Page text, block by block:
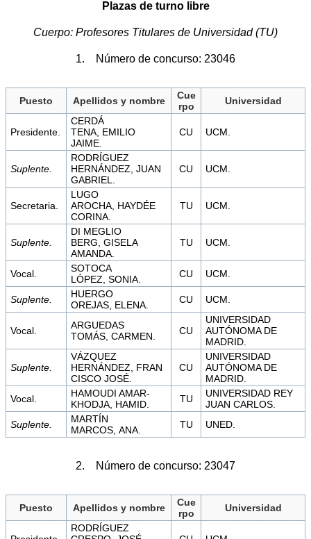
Plazas de turno libre
Cuerpo: Profesores Titulares de Universidad (TU)
1. Número de concurso: 23046
Puesto Apellidos y nombre
Cue
rpo
Universidad
Presidente.
CERDÁ
TENA, EMILIO
JAIME.
CU UCM.
Suplente.
RODRÍGUEZ
HERNÁNDEZ, JUAN
GABRIEL.
CU UCM.
Secretaria.
LUGO
AROCHA, HAYDÉE
CORINA.
TU UCM.
Suplente.
DI MEGLIO
BERG, GISELA
AMANDA.
TU UCM.
Vocal.
SOTOCA
LÓPEZ, SONIA.
CU UCM.
Suplente.
HUERGO
OREJAS, ELENA.
CU UCM.
Vocal.
ARGUEDAS
TOMÁS, CARMEN.
CU
UNIVERSIDAD
AUTÓNOMA DE
MADRID.
Suplente.
VÁZQUEZ
HERNÁNDEZ, FRAN
CISCO JOSÉ.
CU
UNIVERSIDAD
AUTÓNOMA DE
MADRID.
Vocal.
HAMOUDI AMAR-
KHODJA, HAMID.
TU
UNIVERSIDAD REY
JUAN CARLOS.
Suplente.
MARTÍN
MARCOS, ANA.
TU UNED.
2. Número de concurso: 23047
Puesto Apellidos y nombre
Cue
rpo
Universidad
RODRÍGUEZ